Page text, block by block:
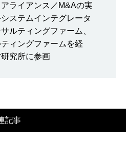
ライアンス／M&Aの実
ステムインテグレータ
ルティングファーム、
ィングファームを経
究所に参画
記事